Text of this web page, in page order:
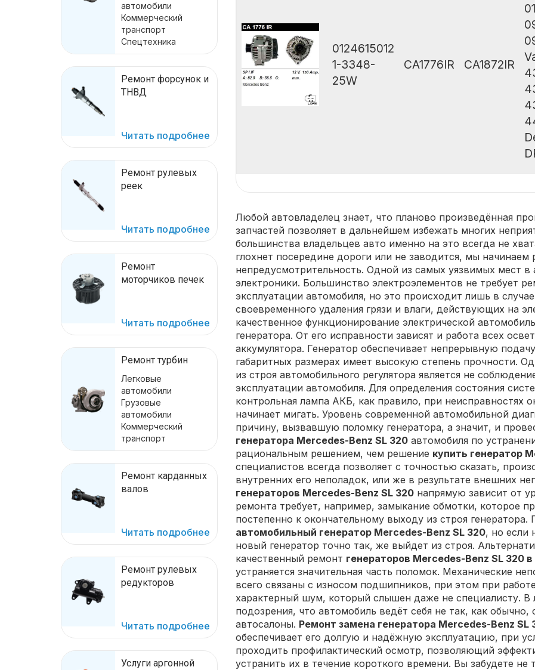
автомобили
Коммерческий
транспорт
Спецтехника
Ремонт форсунок и
ТНВД
Читать подробнее
Ремонт рулевых
реек
Читать подробнее
Ремонт
моторчиков печек
Читать подробнее
Ремонт турбин
Легковые
автомобили
Грузовые
автомобили
Коммерческий
транспорт
Ремонт карданных
валов
Читать подробнее
Ремонт рулевых
редукторов
Читать подробнее
Услуги аргонной
0124615012
1-3348-
25W
CA1776IR CA1872IR
Любой автовладелец знает, что планово произведённая
запчастей позволяет в дальнейшем избежать многих
большинства владельцев авто именно на это всегда не
глохнет посередине дороги или не заводится, мы начинаем
непредусмотрительность. Одной из самых уязвимых мест в
электроники. Большинство электроэлементов не требует
эксплуатации автомобиля, но это происходит лишь в
своевременного удаления грязи и влаги, действующих на
качественное функционирование электрической
генератора. От его исправности зависят и работа всех
аккумулятора. Генератор обеспечивает непрерывную
габаритных размерах имеет высокую степень прочности.
из строя автомобильного регулятора является не
эксплуатации автомобиля. Для определения состояния
контрольная лампа АКБ, как правило, при неисправностях
начинает мигать. Уровень современной автомобильной
причину, вызвавшую поломку генератора, а значит, и
генератора Mercedes-Benz SL 320автомобиля по
рациональным решением, чем решение купить генератор
специалистов всегда позволяет с точностью сказать,
внутренних его неполадок, или же в результате внешних
генераторов Mercedes-Benz SL 320напрямую зависит от
ремонта требует, например, замыкание обмотки, которое
постепенно к окончательному выходу из строя
автомобильный генератор Mercedes-Benz SL 320, но если
новый генератор точно так, же выйдет из строя.
качественный ремонт генераторов Mercedes-Benz SL 320
устраняется значительная часть поломок. Механические
всего связаны с износом подшипников, при этом при
характерный шум, который слышен даже не специалисту. В
подозрения, что автомобиль ведёт себя не так, как
автосалоны. Ремонт замена генератора Mercedes-Benz SL
обеспечивает его долгую и надёжную эксплуатацию, при
проходить профилактический осмотр, позволяющий
устранить их в течение короткого времени. Вы забудете не